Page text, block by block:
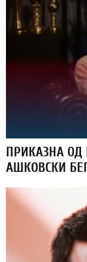
ПРИКАЗНА ОД
АШКОВСКИ